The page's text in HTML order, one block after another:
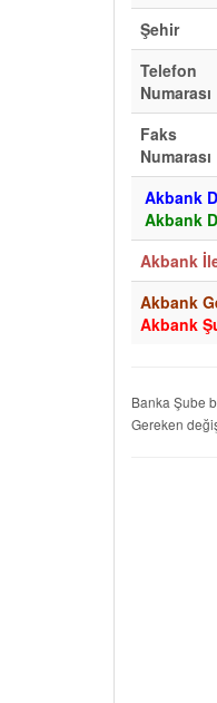
Şehir
Telefon
Numarası
Faks
Numarası
Akbank
Akbank
Akbank
Akbank
Akbank
Banka Şube
Gereken